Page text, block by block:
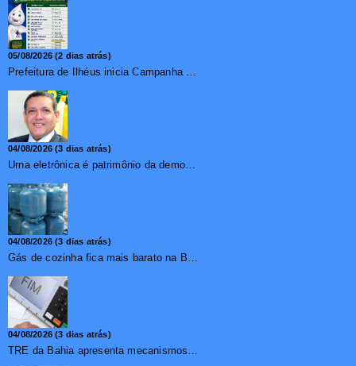
05/08/2026 (2 dias atrás)
Prefeitura de Ilhéus inicia Campanha de Multivacinação 2026
04/08/2026 (3 dias atrás)
Urna eletrônica é patrimônio da democracia, diz presidente do TSE
04/08/2026 (3 dias atrás)
Gás de cozinha fica mais barato na Bahia após redução de 7,1%
04/08/2026 (3 dias atrás)
TRE da Bahia apresenta mecanismos de segurança das urnas e nova ordem de votação para eleições